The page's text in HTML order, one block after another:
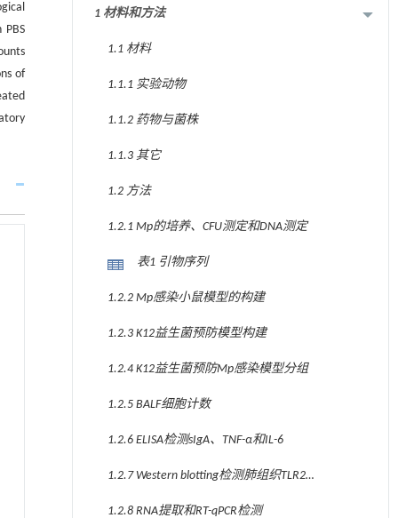
of
1 材料和方法
1.1 材料
1.1.1 实验动物
1.1.2 药物与菌株
1.1.3 其它
1.2 方法
1.2.1 Mp的培养、CFU测定和DNA测定
表1 引物序列
1.2.2 Mp感染小鼠模型的构建
1.2.3 K12益生菌预防模型构建
1.2.4 K12益生菌预防Mp感染模型分组
1.2.5 BALF细胞计数
1.2.6 ELISA检测sIgA、TNF-α和IL-6
1.2.7 Western blotting检测肺组织TLR2和
1.2.8 RNA提取和RT-qPCR检测